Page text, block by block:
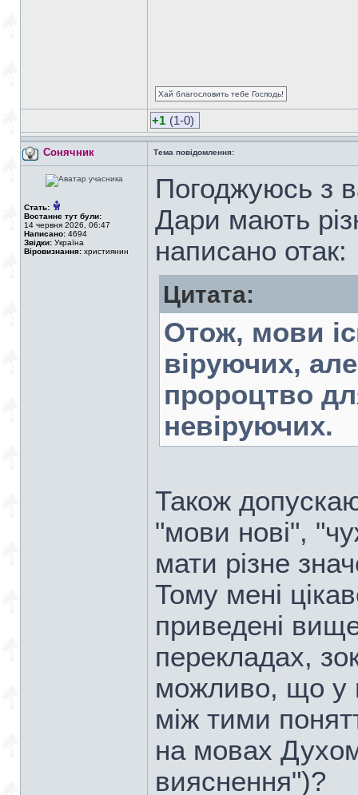
Хай благословить тебе Господь!
+1 (1-0)
Сонячник Тема повідомлення:
Стать:
Востаннє тут були:
14 червня 2026, 06:47
Написано: 4694
Звідки: Україна
Віровизнання: християнин
Погоджуюсь з
Дари мають
написано отак:
Цитата:
Отож, мови
віруючих,
пророцтво
невіруючих.
Також
"мови нові",
мати різне
Тому мені
приведені
перекладах,
можливо, що у
між тими
на мовах
вияснення")?